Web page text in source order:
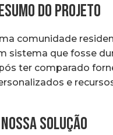
do Projeto
comunidade
sistema que fosse
ter comparado
e
solução